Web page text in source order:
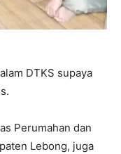
DTKS supaya
Perumahan dan
Lebong, juga